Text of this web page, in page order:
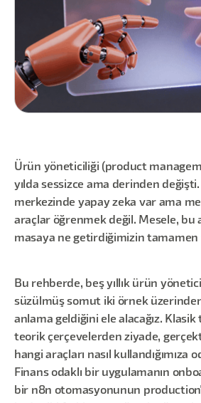
Ürün yöneticiliği (product
yılda sessizce ama derinden
merkezinde yapay zeka var ama
araçlar öğrenmek değil. Mesele, bu
masaya ne getirdiğimizin tamamen
Bu rehberde, beş yıllık ürün
süzülmüş somut iki örnek
anlama geldiğini ele alacağız. Klasik
teorik çerçevelerden ziyade,
hangi araçları nasıl kullandığımıza
Finans odaklı bir uygulamanın
bir n8n otomasyonunun